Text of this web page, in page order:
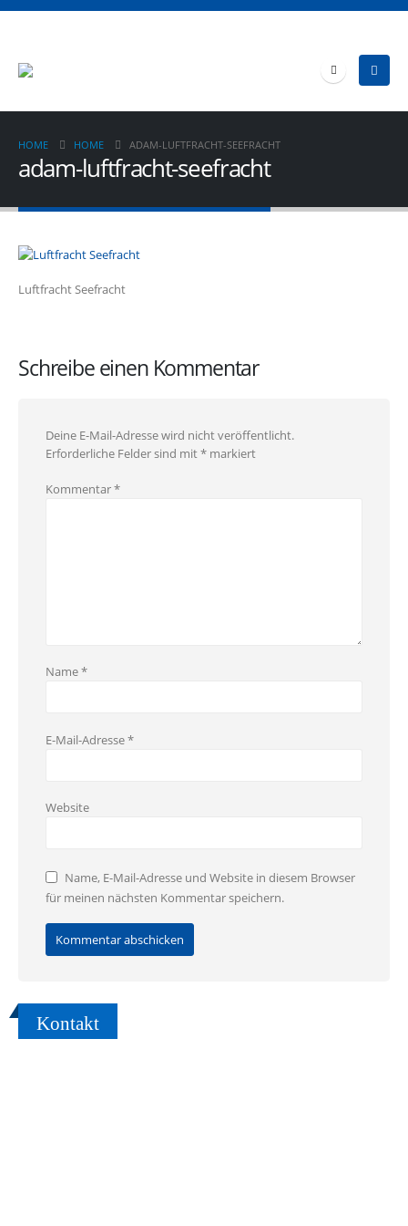
HOME HOME ADAM-LUFTFRACHT-SEEFRACHT
adam-luftfracht-seefracht
Luftfracht Seefracht
Schreibe einen Kommentar
Deine E-Mail-Adresse wird nicht veröffentlicht.
Erforderliche Felder sind mit* markiert
Kommentar*
Name*
E-Mail-Adresse*
Website
Name, E-Mail-Adresse und Website in diesem Browser
für meinen nächsten Kommentar speichern.
Kontakt